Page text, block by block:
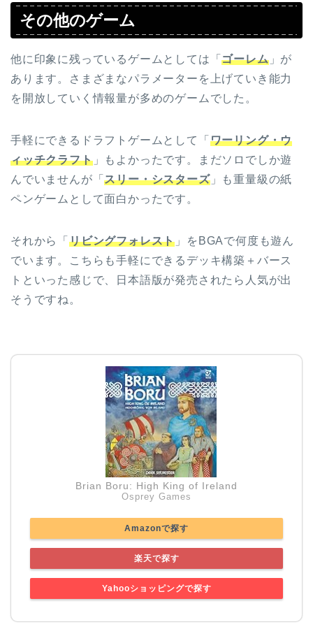
その他のゲーム
他に印象に残っているゲームとしては「ゴーレム」が
あります。さまざまなパラメーターを上げていき能力
を開放していく情報量が多めのゲームでした。
手軽にできるドラフトゲームとして「 ワーリング・ウ
ィッチクラフト」もよかったです。まだソロでしか遊
んでいませんが「スリー・シスターズ」も重量級の紙
ペンゲームとして面白かったです。
それから「 リビングフォレスト 」をBGAで何度も遊ん
でいます。こちらも手軽にできるデッキ構築＋バース
トといった感じで、日本語版が発売されたら人気が出
そうですね。
Brian Boru: High King of Ireland
Osprey Games
Amazonで探す
楽天で探す
Yahooショッピングで探す